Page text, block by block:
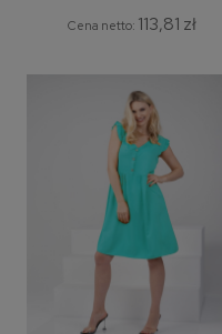
Cena netto: 113,81 zł